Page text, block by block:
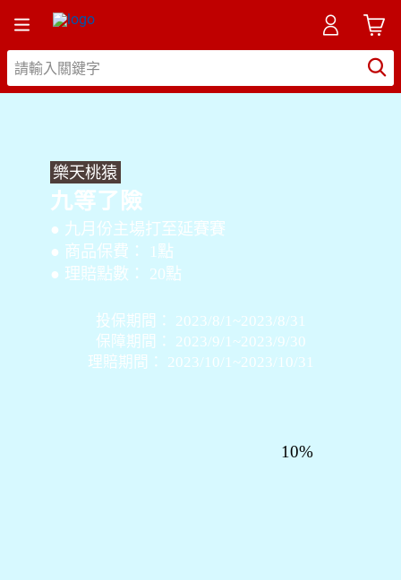
樂天桃猿
九等了險
● 九月份主場打至延賽賽
● 商品保費： 1點
● 理賠點數： 20點
投保期間：
2023/8/1~2023/8/31
保障期間：
2023/9/1~2023/9/30
理賠期間：
2023/10/1~2023/10/31
10%